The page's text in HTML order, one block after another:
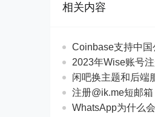
相关内容
Coinbase支持中
2023年Wise账号
闲吧换主题和后端
注册@ik.me短邮
WhatsApp为什么